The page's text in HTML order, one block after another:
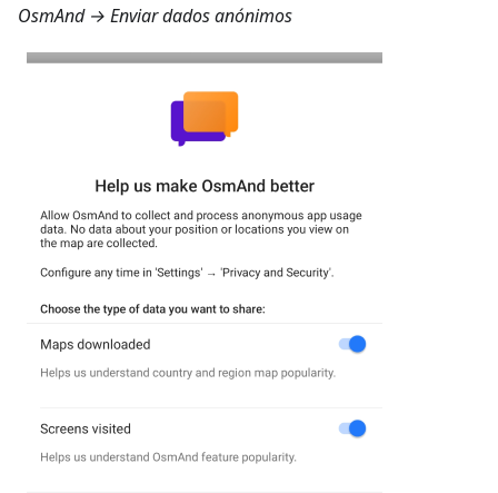
OsmAnd → Enviar dados anónimos